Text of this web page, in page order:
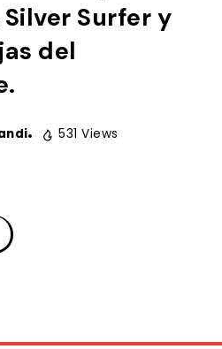
Surfer y
del
531 Views